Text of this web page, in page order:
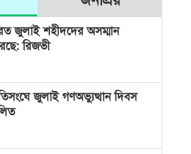
জুলাই শহীদদের অসম্মান
রিজভী
জুলাই গণঅভ্যুত্থান দিবস